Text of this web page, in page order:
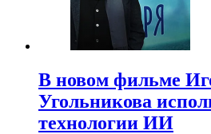
В новом фильме
Угольникова
технологии ИИ